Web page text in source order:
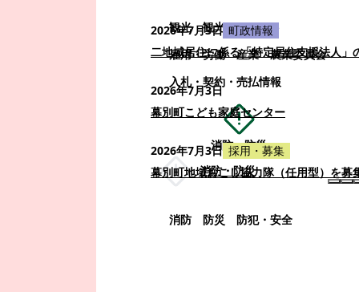
観光
観光・イベント
雇用・労働
産業
農業委員会
入札・契約・売払情報
消防・防災
消防・防災
消防 防災 防犯・安全
2026年7月3日 町政情報
二地域居住に係る「特定居住支援法人」
2026年7月3日
幕別町こども家庭センター
2026年7月3日 採用・募集
幕別町地域おこし協力隊（任用型）を募